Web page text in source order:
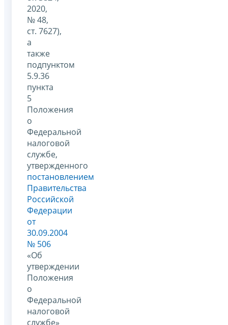
2020,
№ 48,
ст. 7627),
а
также
подпунктом
5.9.36
пункта
5
Положения
о
Федеральной
налоговой
службе,
утвержденного
постановлением
Правительства
Российской
Федерации
от
30.09.2004
№ 506
«Об
утверждении
Положения
о
Федеральной
налоговой
службе»